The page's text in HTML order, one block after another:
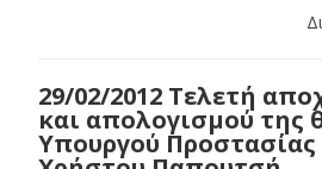
29/02/2012 Τελετή
και απολογισμού της
Υπουργού Προστασίας